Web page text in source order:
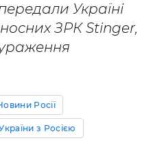
Україні
ЗРК Stinger,
Росії
з Росією